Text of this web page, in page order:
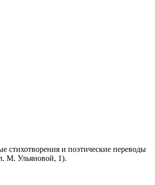
стихотворения и поэтические переводы
М. Ульяновой, 1).